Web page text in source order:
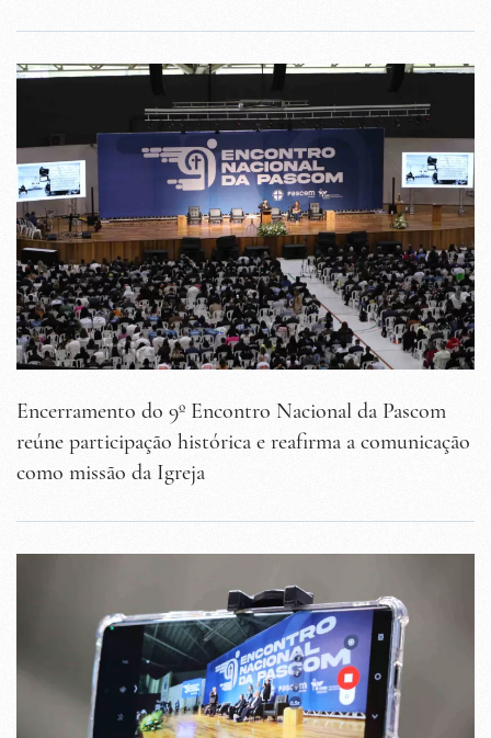
Encerramento do 9º Encontro Nacional da Pascom
reúne participação histórica e reafirma a comunicação
como missão da Igreja